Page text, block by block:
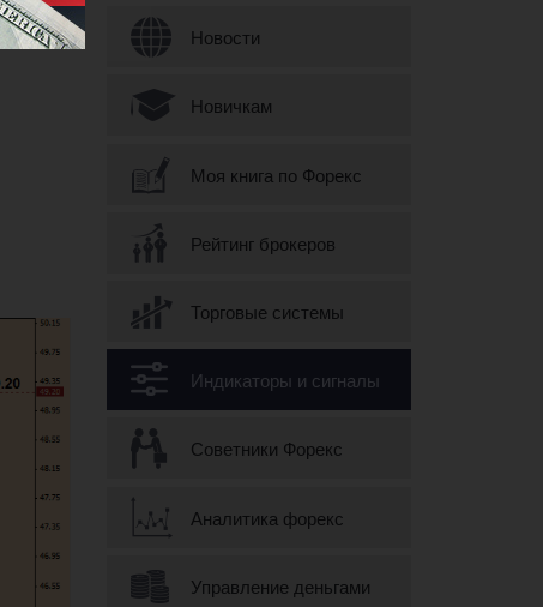
Новости
Новичкам
Моя книга по Форекс
Рейтинг брокеров
Торговые системы
Индикаторы и сигналы
Советники Форекс
Аналитика форекс
Управление деньгами